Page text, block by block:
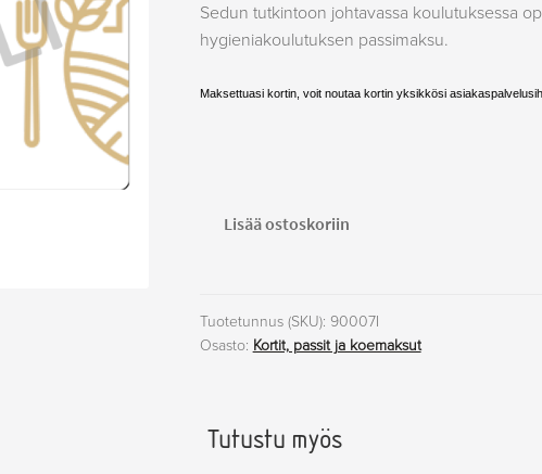
Sedun tutkintoon johtavassa koulutuksessa
hygieniakoulutuksen passimaksu.
Maksettuasi kortin, voit noutaa kortin yksikkösi
Ilmajoki
määrä
Lisää ostoskoriin
Tuotetunnus (SKU): 90007I
Osasto: Kortit, passit ja koemaksut
Tutustu myös